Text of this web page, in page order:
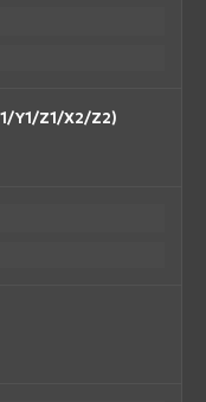
Y1/Z1/X2/Z2)